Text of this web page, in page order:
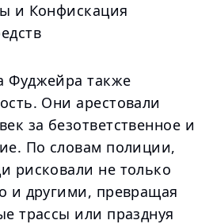
и Конфискация
Фуджейра также
Они арестовали
за безответственное и
По словам полиции,
рисковали не только
и другими, превращая
трассы или празднуя